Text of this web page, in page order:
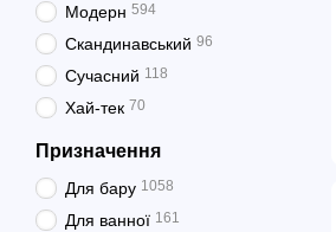
Модерн 594
Скандинавський 96
Сучасний 118
Хай-тек 70
Призначення
Для бару 1058
Для ванної 161